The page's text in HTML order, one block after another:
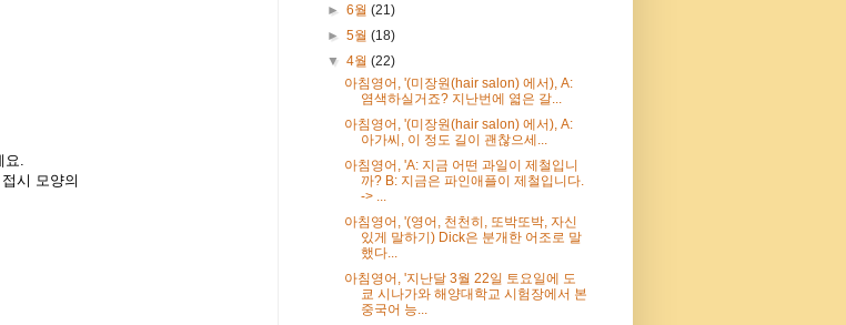
.
시 모양의
►6월(21)
►5월(18)
▼4월(22)
아침영어, '(미장원(hair salon) 에서), A:
염색하실거죠? 지난번에 엷은 갈...
아침영어, '(미장원(hair salon) 에서), A:
아가씨, 이 정도 길이 괜찮으세...
아침영어, 'A: 지금 어떤 과일이 제철입니
까? B: 지금은 파인애플이 제철입니다.
-> ...
아침영어, '(영어, 천천히, 또박또박, 자신
있게 말하기) Dick은 분개한 어조로 말
했다...
아침영어, '지난달 3월 22일 토요일에 도
쿄 시나가와 해양대학교 시험장에서 본
중국어 능...